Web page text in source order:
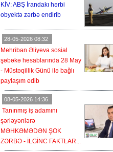
KİV: ABŞ İrandakı hərbi
obyektə zərbə endirib
28-05-2026 08:32
Mehriban Əliyeva sosial
şəbəkə hesablarında 28 May
- Müstəqillik Günü ilə bağlı
paylaşım edib
08-05-2026 14:36
Tanınmış iş adamını
şərləyənlərə
MƏHKƏMƏDƏN ŞOK
ZƏRBƏ - İLGİNC FAKTLAR...